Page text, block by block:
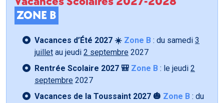
ZONE B
Vacances d’Été 2027 ☀️ Zone B : du samedi 3
juillet au jeudi 2 septembre 2027
Rentrée Scolaire 2027 🎒 Zone B : le jeudi 2
septembre 2027
Vacances de la Toussaint 2027 🎃 Zone B : du